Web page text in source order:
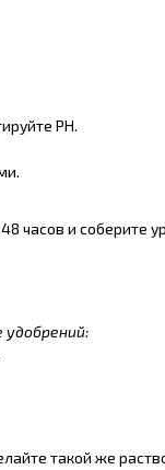
PH.
часов и соберите
удобрений:
такой же